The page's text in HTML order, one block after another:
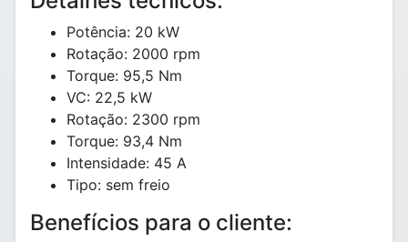
Potência: 20 kW
Rotação: 2000 rpm
Torque: 95,5 Nm
VC: 22,5 kW
Rotação: 2300 rpm
Torque: 93,4 Nm
Intensidade: 45 A
Tipo: sem freio
Benefícios para o cliente: